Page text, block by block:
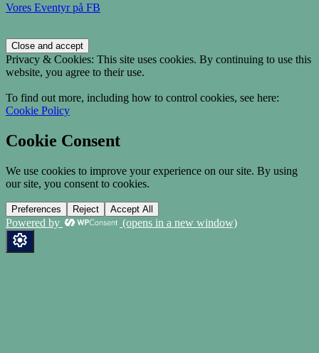
Vores Eventyr på FB
Privacy & Cookies: This site uses cookies. By continuing to use this
website, you agree to their use.
To find out more, including how to control cookies, see here:
Cookie Policy